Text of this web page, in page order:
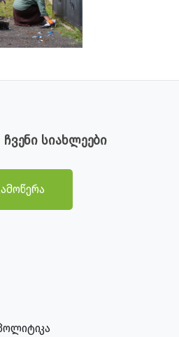
სიახლეები